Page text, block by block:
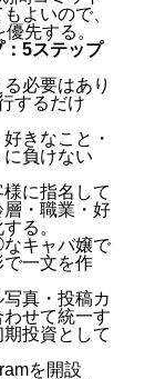
よいので、
先する。
5ステップ
必要はあり
するだけ
きなこと・
負けない
様に指名して
・職業・好
る。
キャバ嬢で
一文を作
真・投稿カ
せて統一す
投資として
を開設
ータイプ×
ターンと対
いまま「と
クターがズ
める
ステップで
運用代
質問